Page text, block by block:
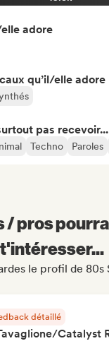
adore
qu’il/elle adore
pas recevoir...
Techno Paroles
/ pros
le profil de 80s
détaillé
Catalyst